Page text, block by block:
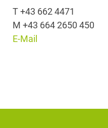
T +43 662 4471
M +43 664 2650 450
E-Mail